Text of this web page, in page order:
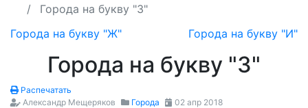
Города на букву "З"
Города на букву "Ж"
Города на букву "И"
Города на букву "З"
Распечатать
Александр Мещеряков
Города 02 апр 2018